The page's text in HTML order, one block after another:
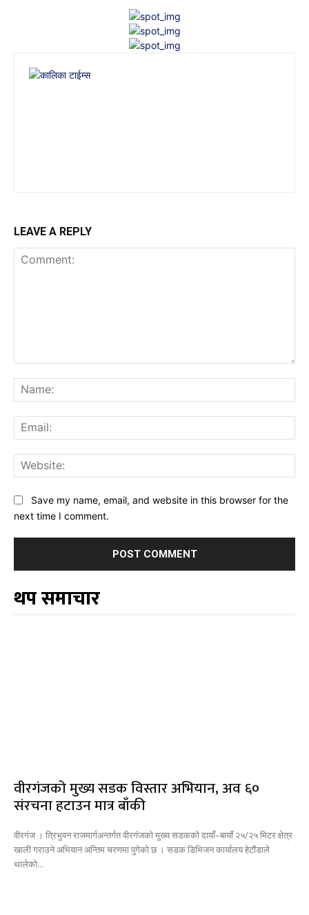
LEAVE A REPLY
Save my name, email, and website in this browser for the
next time I comment.
थप समाचार
वीरगंजको मुख्य सडक विस्तार अभियान, अव ६०
संरचना हटाउन मात्र बाँकी
वीरगंज । त्रिभुवन राजमार्गअन्तर्गत वीरगंजको मुख्य सडकको दायाँ–बायाँ २५/२५ मिटर क्षेत्र
खाली गराउने अभियान अन्तिम चरणमा पुगेको छ । सडक डिभिजन कार्यालय हेटौंडाले
थालेको...